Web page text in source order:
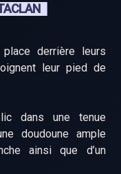
derrière leurs
leur pied de
dans une tenue
doudoune ample
ainsi que d’un